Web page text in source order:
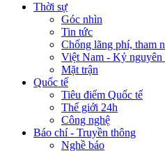
Thời sự
Góc nhìn
Tin tức
Chống lãng phí, tham
Việt Nam - Kỷ
Mặt trận
Quốc tế
Tiêu điểm Quốc tế
Thế giới 24h
Công nghệ
Báo chí - Truyền thông
Nghề báo